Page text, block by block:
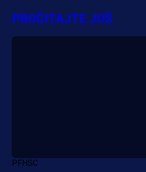
evropska
bonus dobrodošlice!
PROČITAJTE JOŠ
PFHSC